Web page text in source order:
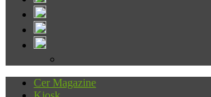
Cer Magazine